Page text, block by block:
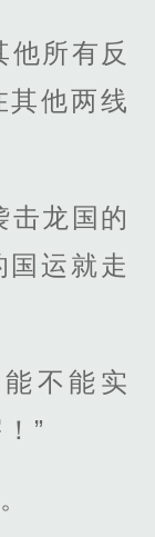
他所有反
其他两线
击龙国的
运就走
不能实
”